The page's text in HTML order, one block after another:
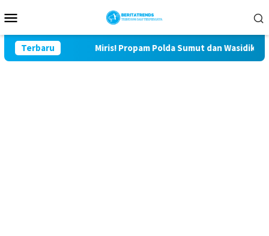
ke
Mobile
TerbaruMiris! Propam Polda Sumut dan Wasidik